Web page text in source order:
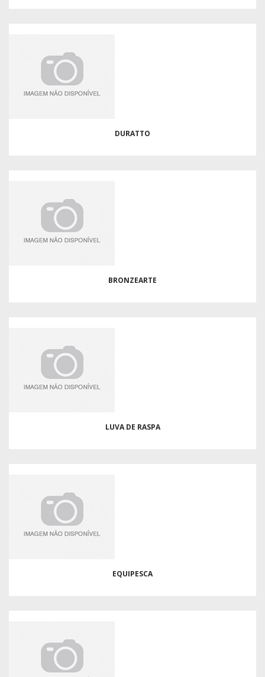
DURATTO
BRONZEARTE
LUVA DE RASPA
EQUIPESCA